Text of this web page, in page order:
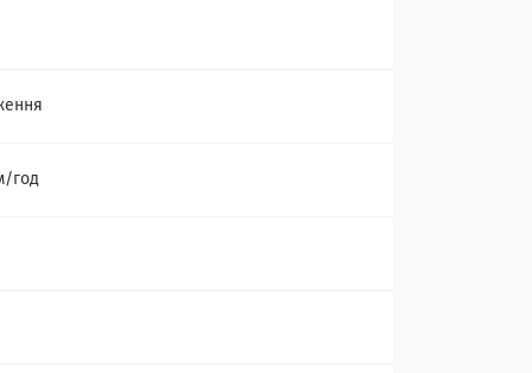
год